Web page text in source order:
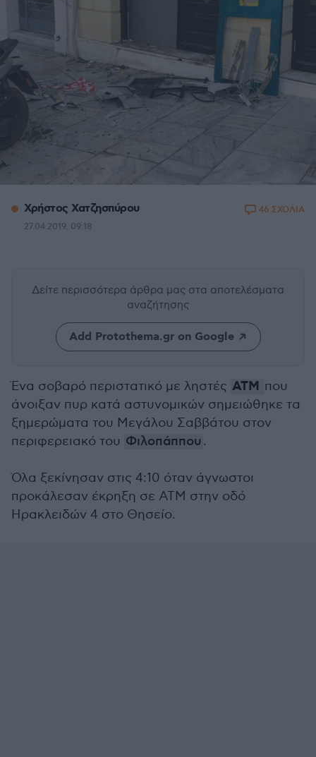
Χρήστος Χατζησπύρου
27.04.2019, 09:18
46 ΣΧΟΛΙΑ
Δείτε περισσότερα άρθρα μας στα αποτελέσματα
αναζήτησης
Add Protothema.gr on Google
Ένα σοβαρό περιστατικό με ληστές ΑΤΜ που
άνοιξαν πυρ κατά αστυνομικών σημειώθηκε τα
ξημερώματα του Μεγάλου Σαββάτου στον
περιφερειακό του Φιλοπάππου .
Όλα ξεκίνησαν στις 4:10 όταν άγνωστοι
προκάλεσαν έκρηξη σε ΑΤΜ στην οδό
Ηρακλειδών 4 στο Θησείο.